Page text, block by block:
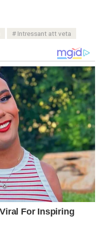
Intressant att veta